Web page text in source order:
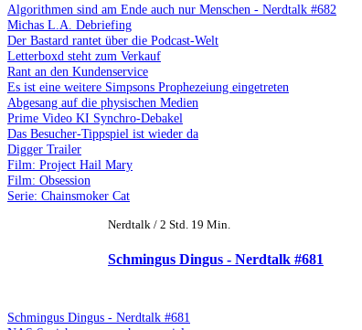
Algorithmen sind am Ende auch nur Menschen - Nerdtalk #682
Michas L.A. Debriefing
Der Bastard rantet über die Podcast-Welt
Letterboxd steht zum Verkauf
Rant an den Kundenservice
Es ist eine weitere Simpsons Prophezeiung eingetreten
Abgesang auf die physischen Medien
Prime Video KI Synchro-Debakel
Das Besucher-Tippspiel ist wieder da
Digger Trailer
Film: Project Hail Mary
Film: Obsession
Serie: Chainsmoker Cat
Nerdtalk / 2 Std. 19 Min.
Schmingus Dingus - Nerdtalk #681
Schmingus Dingus - Nerdtalk #681